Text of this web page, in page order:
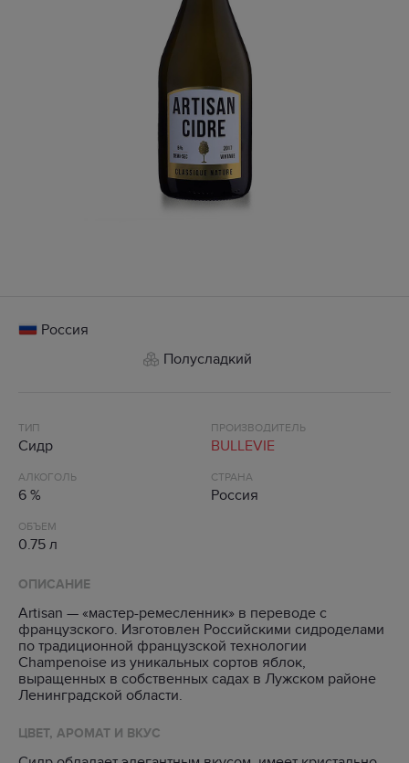
Россия
Полусладкий
ТИП
Сидр
АЛКОГОЛЬ
6 %
ОБЪЕМ
0.75 л
ПРОИЗВОДИТЕЛЬ
BULLEVIE
СТРАНА
Россия
ОПИСАНИЕ
Artisan — «мастер-ремесленник» в переводе с
французского. Изготовлен Российскими сидроделами
по традиционной французской технологии
Champenoise из уникальных сортов яблок,
выращенных в собственных садах в Лужском районе
Ленинградской области.
ЦВЕТ, АРОМАТ И ВКУС